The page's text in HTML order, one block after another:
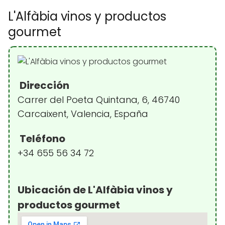
L'Alfàbia vinos y productos
gourmet
Dirección
Carrer del Poeta Quintana, 6, 46740
Carcaixent, Valencia, España
Teléfono
+34 655 56 34 72
Ubicación de L'Alfàbia vinos y
productos gourmet